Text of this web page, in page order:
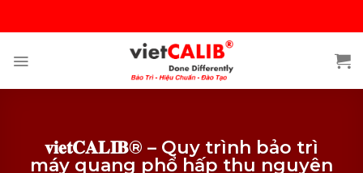
content
𝐯𝐢𝐞𝐭𝐂𝐀𝐋𝐈𝐁® – Quy trình bảo trì
máy quang phổ hấp thu nguyên